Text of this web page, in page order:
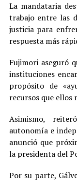
La mandataria
trabajo entre las
justicia para
respuesta más
Fujimori aseguró
instituciones
propósito de
recursos que ellos
Asimismo,
autonomía e
anunció que
la presidenta del
Por su parte,